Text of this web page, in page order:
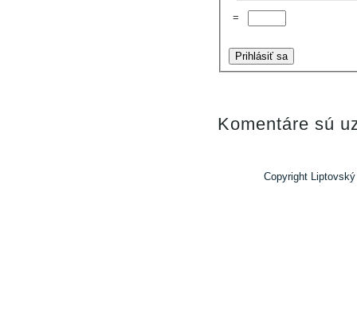
=
Prihlásiť sa
Komentáre sú
Copyright